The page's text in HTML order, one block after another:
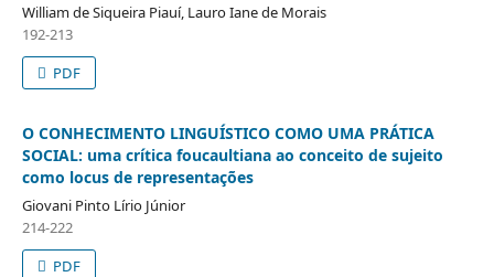
William de Siqueira Piauí, Lauro Iane de Morais
192-213
PDF
O CONHECIMENTO LINGUÍSTICO COMO UMA PRÁTICA
SOCIAL: uma crítica foucaultiana ao conceito de sujeito
como locus de representações
Giovani Pinto Lírio Júnior
214-222
PDF